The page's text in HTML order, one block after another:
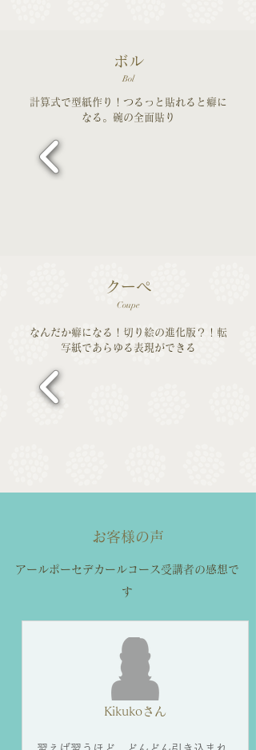
ボル
Bol
計算式で型紙作り！つるっと貼れると癖に
なる。碗の全面貼り
クーぺ
Coupe
なんだか癖になる！切り絵の進化版？！転
写紙であらゆる表現ができる
​お客様の声
アールポーセデカールコース受講者の感想で
す
Kikukoさん